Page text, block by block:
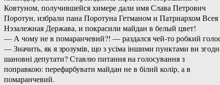
Ковтуном, получившейся химере дали имя Слава Петрович
Поротун, избрали пана Поротуна Гетманом и Патриархом Всея
Нэзалежная Держава, и покрасили майдан в белый цвет!
— А чому не в помаранчевий?! — раздался чей-то робкий
— Значить, як я зрозумів, що з усіма іншими пунктами ви
шановні депутати? Ставлю питання на голосування з
поправкою: перефарбувати майдан не в білий колір, а в
помаранчевий.